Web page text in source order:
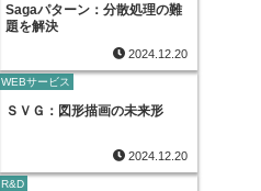
Sagaパターン：分散処理の難
題を解決
2024.12.20
WEBサービス
ＳＶＧ：図形描画の未来形
2024.12.20
R&D